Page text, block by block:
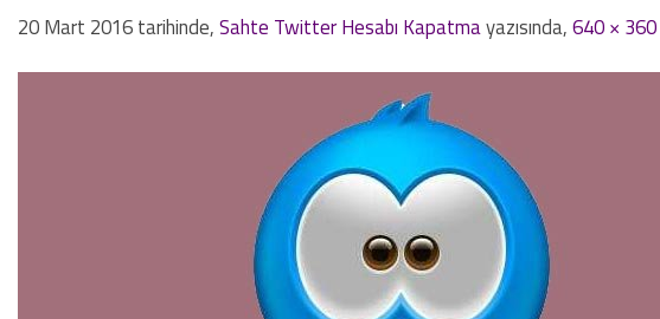
20 Mart 2016tarihinde,Sahte Twitter Hesabı Kapatmayazısında,640 × 360